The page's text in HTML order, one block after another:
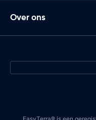
Over ons